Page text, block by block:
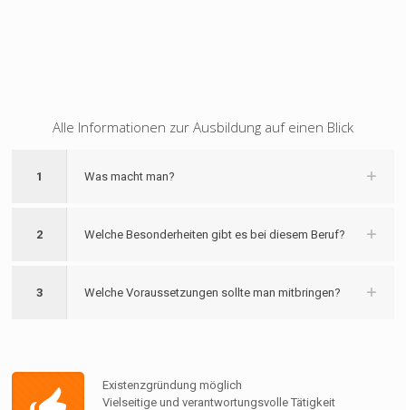
Alle Informationen zur Ausbildung auf einen Blick
1 Was macht man?
2 Welche Besonderheiten gibt es bei diesem Beruf?
3 Welche Voraussetzungen sollte man mitbringen?
Existenzgründung möglich
Vielseitige und verantwortungsvolle Tätigkeit